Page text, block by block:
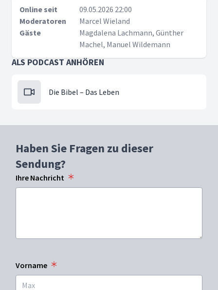
Online seit
09.05.2026 22:00
Moderatoren
Marcel Wieland
Gäste
Magdalena Lachmann, Günther
Machel, Manuel Wildemann
ALS PODCAST ANHÖREN
Die Bibel – Das Leben
Haben Sie Fragen zu dieser
Sendung?
Ihre Nachricht
Vorname